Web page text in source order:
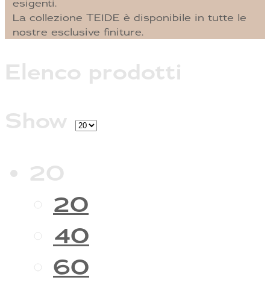
esigenti.
La collezione TEIDE è disponibile in tutte le
nostre esclusive finiture.
Elenco prodotti
Show
20
20
40
60